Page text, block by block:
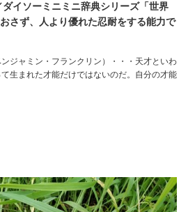
イソーミニミニ辞典シリーズ「世界
さず、人より優れた忍耐をする能力で
ジャミン・フランクリン）・・・天才といわ
生まれた才能だけではないのだ。自分の才能